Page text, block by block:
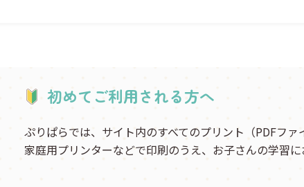
算数
英語
初めてご利用される方へ
ぷりぱらでは、サイト内のすべてのプリント（PDFファ
家庭用プリンターなどで印刷のうえ、お子さんの学習に